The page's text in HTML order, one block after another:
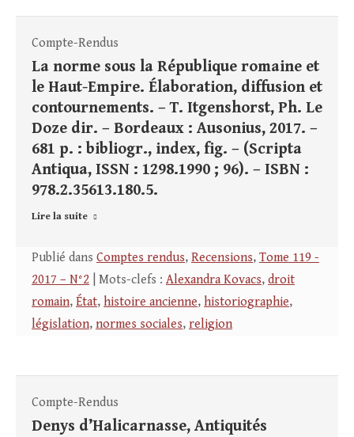
Compte-Rendus
La norme sous la République romaine et
le Haut-Empire. Élaboration, diffusion et
contournements. – T. Itgenshorst, Ph. Le
Doze dir. – Bordeaux : Ausonius, 2017. –
681 p. : bibliogr., index, fig. – (Scripta
Antiqua, ISSN : 1298.1990 ; 96). – ISBN :
978.2.35613.180.5.
Lire la suite
Publié dans Comptes rendus, Recensions, Tome 119 -
2017 – N°2 | Mots-clefs : Alexandra Kovacs, droit
romain, État, histoire ancienne, historiographie,
législation, normes sociales, religion
Compte-Rendus
Denys d’Halicarnasse, Antiquités